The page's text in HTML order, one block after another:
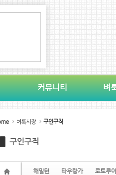
커뮤니티 벼
벼룩시장 구인구직
구인구직
해밀턴 타우랑가 로토루아
5
5